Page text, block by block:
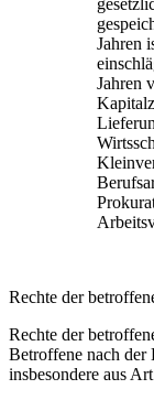
Jahren
Jahren
Rechte der
Rechte der
Betroffene nach der
insbesondere aus